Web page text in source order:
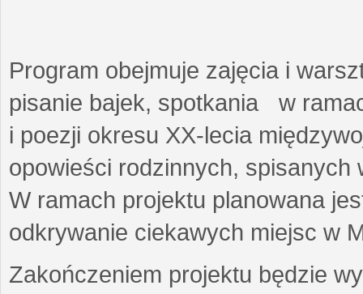
Program obejmuje zajęcia i
pisanie bajek, spotkania w
i poezji okresu XX-lecia
opowieści rodzinnych,
W ramach projektu planowana
odkrywanie ciekawych miejsc w
Zakończeniem projektu będzie